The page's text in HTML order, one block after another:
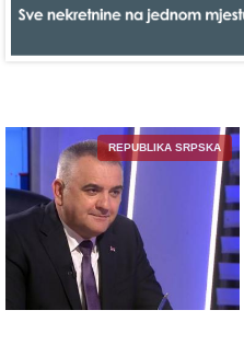
REPUBLIKA SRPSKA